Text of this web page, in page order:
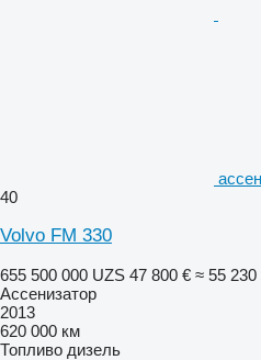
40
Volvo FM 330
655 500 000 UZS 47 800 € ≈ 55 230
Ассенизатор
2013
620 000 км
Топливо дизель